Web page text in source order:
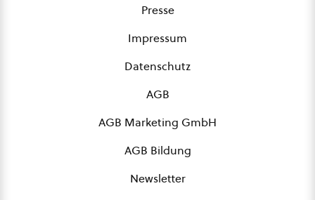
Presse
Impressum
Datenschutz
AGB
AGB Marketing GmbH
AGB Bildung
Newsletter